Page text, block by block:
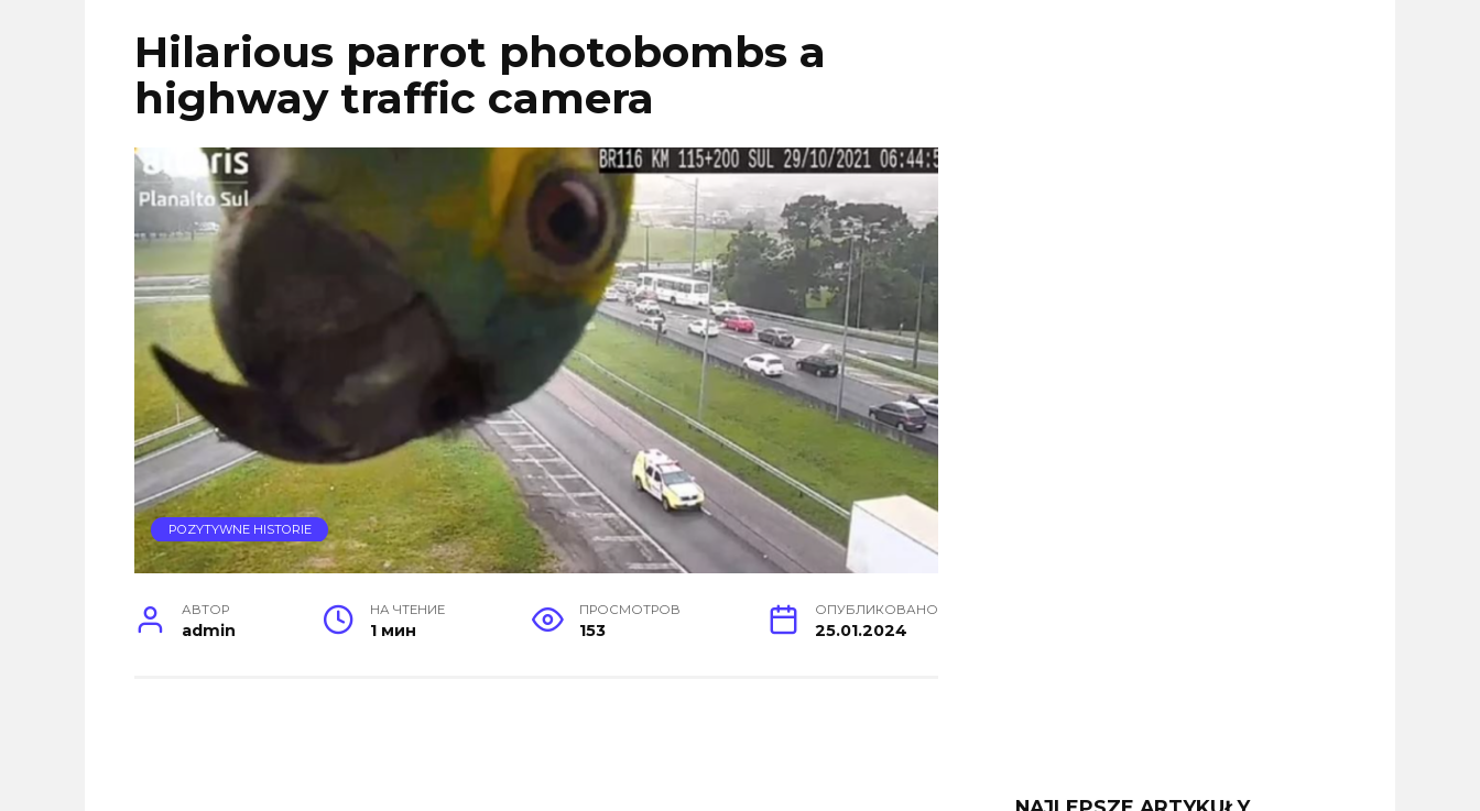
Hilarious parrot photobombs a
highway traffic camera
POZYTYWNE HISTORIE
АВТОР
admin
НА ЧТЕНИЕ
1 мин
ПРОСМОТРОВ
153
ОПУБЛИКОВАНО
25.01.2024